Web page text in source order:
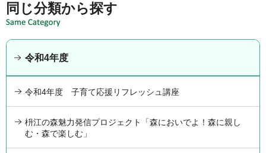
同じ分類から探す
令和4年度
令和4年度 子育て応援リフレッシュ講座
枡江の森魅力発信プロジェクト「森においでよ！森に親し
む・森で楽しむ」